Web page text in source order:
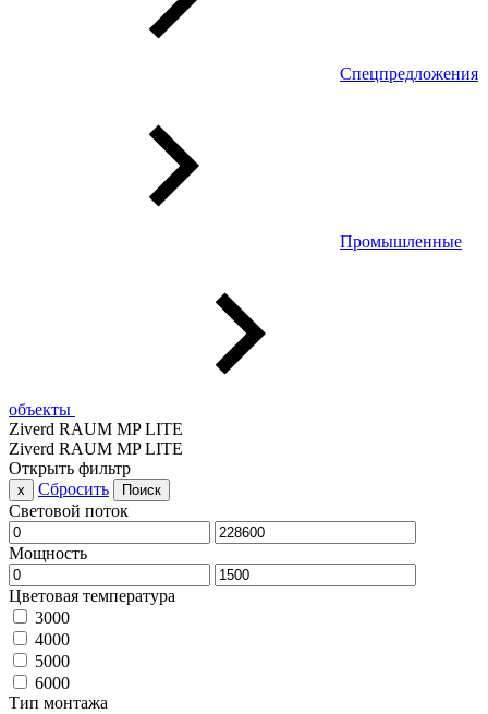
Спецпредложения
Промышленные
объекты
Ziverd RAUM MP LITE
Ziverd RAUM MP LITE
Открыть фильтр
x Сбросить Поиск
Световой поток
Мощность
Цветовая температура
3000
4000
5000
6000
Тип монтажа